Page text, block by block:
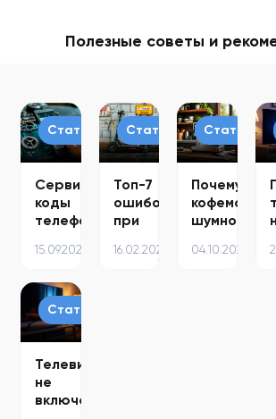
Полезные советы и
Статьи
Сервисные
коды
телефонов
–
команды…
15.09.2024
Статьи
Топ-7
ошибок
при
электросамоката
16.02.2024
Статьи
Почему
шумно
–
04.10.2024
Статьи
Телевизор
не
включается